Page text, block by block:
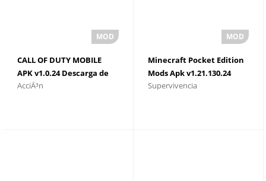
CALL OF DUTY MOBILE
APK v1.0.24 Descarga de
archivos Obb altamente
AcciÃ³n
Minecraft Pocket Edition
Mods Apk v1.21.130.24
Pieles premium para
Supervivencia